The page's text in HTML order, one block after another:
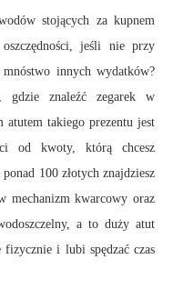
stojących za kupnem
jeśli nie przy
innych wydatków?
znaleźć zegarek w
atutem takiego prezentu jest
od kwoty, którą chcesz
100 złotych znajdziesz
mechanizm kwarcowy oraz
a to duży atut
fizycznie i lubi spędzać czas